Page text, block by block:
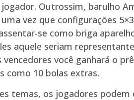
Outrossim, barulho
vez que configurações
se como briga
aquele seriam
você ganhará o
como 10 bolas extras.
temas, os jogadores